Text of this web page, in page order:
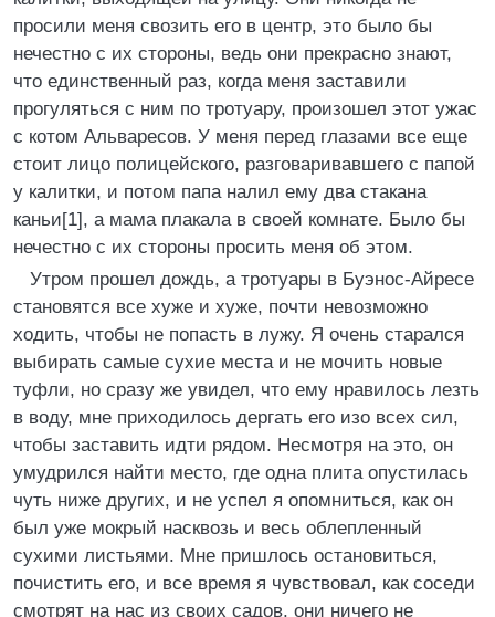
просили меня свозить его в центр, это было бы
нечестно с их стороны, ведь они прекрасно знают,
что единственный раз, когда меня заставили
прогуляться с ним по тротуару, произошел этот ужас
с котом Альваресов. У меня перед глазами все еще
стоит лицо полицейского, разговаривавшего с папой
у калитки, и потом папа налил ему два стакана
каньи[1], а мама плакала в своей комнате. Было бы
нечестно с их стороны просить меня об этом.
Утром прошел дождь, а тротуары в Буэнос-Айресе
становятся все хуже и хуже, почти невозможно
ходить, чтобы не попасть в лужу. Я очень старался
выбирать самые сухие места и не мочить новые
туфли, но сразу же увидел, что ему нравилось лезть
в воду, мне приходилось дергать его изо всех сил,
чтобы заставить идти рядом. Несмотря на это, он
умудрился найти место, где одна плита опустилась
чуть ниже других, и не успел я опомниться, как он
был уже мокрый насквозь и весь облепленный
сухими листьями. Мне пришлось остановиться,
почистить его, и все время я чувствовал, как соседи
смотрят на нас из своих садов, они ничего не